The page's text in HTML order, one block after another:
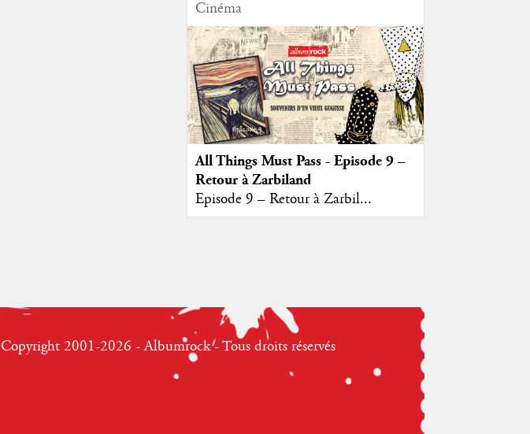
Cinéma
All Things Must Pass - Episode 9 –
Retour à Zarbiland
Episode 9 – Retour à Zarbil...
Copyright 2001-2026 - Albumrock - Tous droits réservés